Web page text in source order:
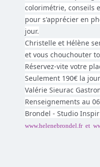
colorimétrie, conseils
pour s'apprécier en
jour.
Christelle et Hélène
et vous chouchouter
Réservez-vite votre
Seulement 190€ la
Valérie Sieurac
Renseignements au
Brondel - Studio
www.helenebrondel.fr et